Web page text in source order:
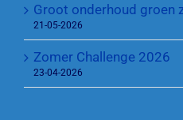
Groot onderhoud groen
21-05-2026
Zomer Challenge 2026
23-04-2026